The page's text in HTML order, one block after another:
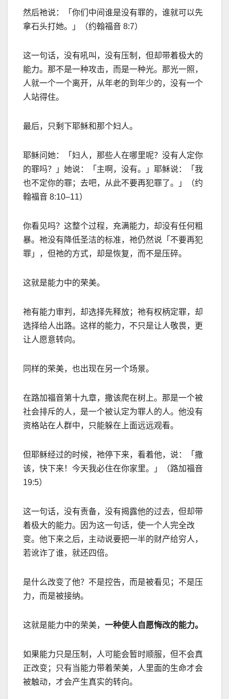
然后祂说：「你们中间谁是没有罪的，谁就可以先
拿石头打她。」（约翰福音 8:7）
这一句话，没有吼叫，没有压制，但却带着极大的
能力。那不是一种攻击，而是一种光。那光一照，
人就一个一个离开，从年老的到年少的，没有一个
人站得住。
最后，只剩下耶稣和那个妇人。
耶稣问她：「妇人，那些人在哪里呢？没有人定你
的罪吗？」她说：「主啊，没有。」耶稣说：「我
也不定你的罪；去吧，从此不要再犯罪了。」（约
翰福音 8:10–11）
你看见吗？这整个过程，充满能力，却没有任何粗
暴。祂没有降低圣洁的标准，祂仍然说「不要再犯
罪」，但祂的方式，却是恢复，而不是压碎。
这就是能力中的荣美。
祂有能力审判，却选择先释放；祂有权柄定罪，却
选择给人出路。这样的能力，不只是让人敬畏，更
让人愿意转向。
同样的荣美，也出现在另一个场景。
在路加福音第十九章，撒该爬在树上。那是一个被
社会排斥的人，是一个被认定为罪人的人。他没有
资格站在人群中，只能躲在上面远远观看。
但耶稣经过的时候，祂停下来，看着他，说：「撒
该，快下来！今天我必住在你家里。」（路加福音
19:5）
这一句话，没有责备，没有揭露他的过去，但却带
着极大的能力。因为这一句话，使一个人完全改
变。他下来之后，主动说要把一半的财产给穷人，
若讹诈了谁，就还四倍。
是什么改变了他？不是控告，而是被看见；不是压
力，而是被接纳。
这就是能力中的荣美， 一种使人自愿悔改的能力。
如果能力只是压制，人可能会暂时顺服，但不会真
正改变；只有当能力带着荣美，人里面的生命才会
被触动，才会产生真实的转向。